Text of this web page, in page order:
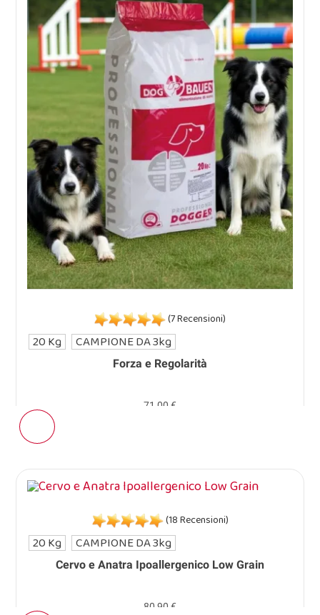
Forza e Regolarità
(7 Recensioni)
71,00 €
20 Kg CAMPIONE DA 3kg
Cervo e Anatra Ipoallergenico Low Grain
(18 Recensioni)
80,90 €
20 Kg CAMPIONE DA 3kg